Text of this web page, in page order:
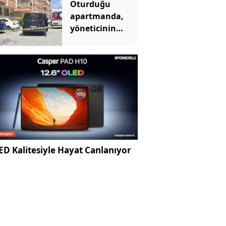
Oturduğu
apartmanda,
yöneticinin
öldürdü
Kalitesiyle Hayat Canlanıyor